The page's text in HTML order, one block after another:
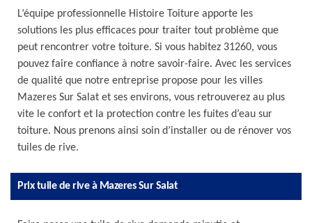
L’équipe professionnelle Histoire Toiture apporte les
solutions les plus efficaces pour traiter tout problème que
peut rencontrer votre toiture. Si vous habitez 31260, vous
pouvez faire confiance à notre savoir-faire. Avec les services
de qualité que notre entreprise propose pour les villes
Mazeres Sur Salat et ses environs, vous retrouverez au plus
vite le confort et la protection contre les fuites d’eau sur
toiture. Nous prenons ainsi soin d’installer ou de rénover vos
tuiles de rive.
Prix tuile de rive à Mazeres Sur Salat